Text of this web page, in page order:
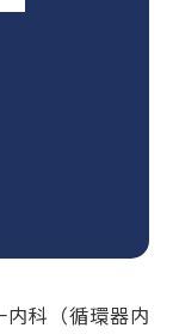
科（循環器内